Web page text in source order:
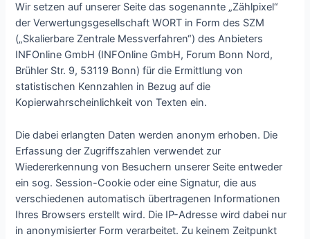
Wir setzen auf unserer Seite das sogenannte „Zählpixel“
der Verwertungsgesellschaft WORT in Form des SZM
(„Skalierbare Zentrale Messverfahren“) des Anbieters
INFOnline GmbH (INFOnline GmbH, Forum Bonn Nord,
Brühler Str. 9, 53119 Bonn) für die Ermittlung von
statistischen Kennzahlen in Bezug auf die
Kopierwahrscheinlichkeit von Texten ein.
Die dabei erlangten Daten werden anonym erhoben. Die
Erfassung der Zugriffszahlen verwendet zur
Wiedererkennung von Besuchern unserer Seite entweder
ein sog. Session-Cookie oder eine Signatur, die aus
verschiedenen automatisch übertragenen Informationen
Ihres Browsers erstellt wird. Die IP-Adresse wird dabei nur
in anonymisierter Form verarbeitet. Zu keinem Zeitpunkt